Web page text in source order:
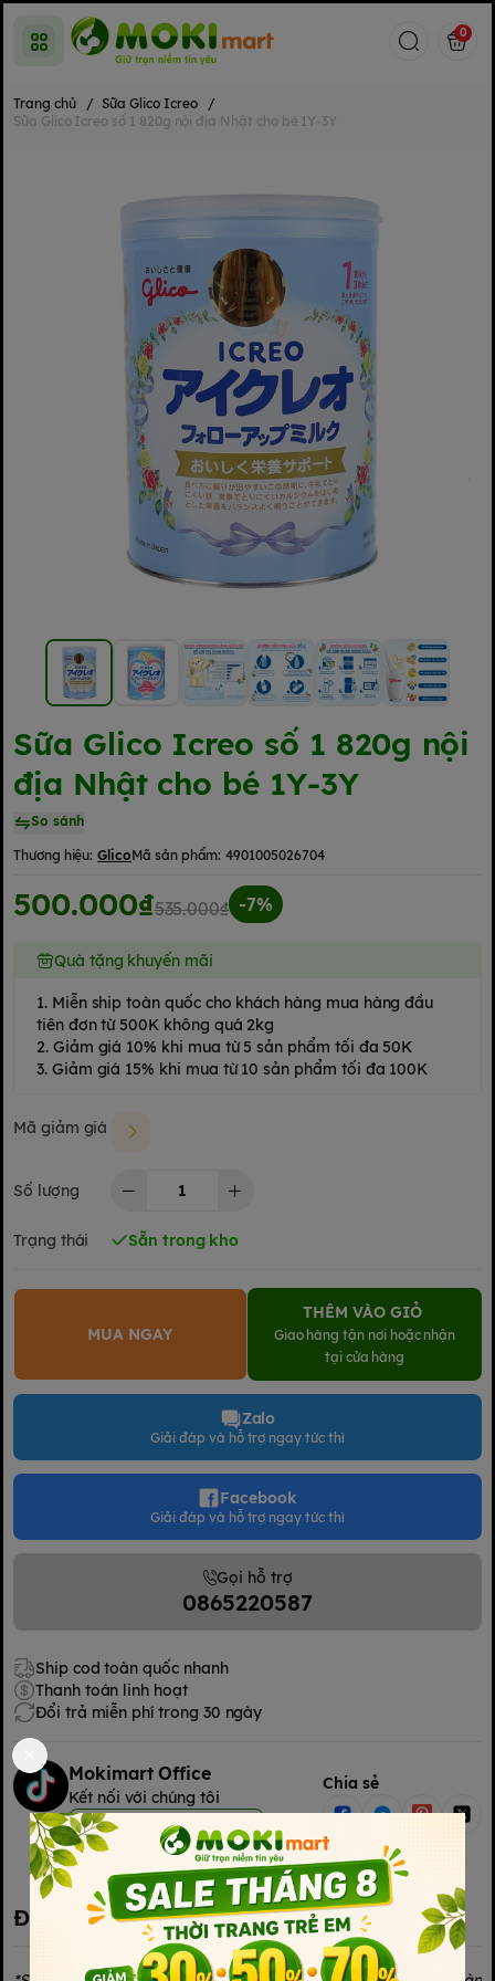
0
Trang chủ / Sữa Glico Icreo
/
Sữa Glico Icreo số 1 820g nội địa Nhật cho bé 1Y-3Y
Sữa Glico Icreo số 1 820g nội
địa Nhật cho bé 1Y-3Y
So sánh
Thương hiệu: GlicoMã sản phẩm: 4901005026704
500.000₫535.000₫ -7%
Quà tặng khuyến mãi
1. Miễn ship toàn quốc cho khách hàng mua hàng đầu
tiên đơn từ 500K không quá 2kg
2. Giảm giá 10% khi mua từ 5 sản phẩm tối đa 50K
3. Giảm giá 15% khi mua từ 10 sản phẩm tối đa 100K
Mã giảm giá
Số lượng
Trạng thái Sẵn trong kho
MUA NGAY
THÊM VÀO GIỎ
Giao hàng tận nơi hoặc nhận
tại cửa hàng
Zalo
Giải đáp và hỗ trợ ngay tức thì
Facebook
Giải đáp và hỗ trợ ngay tức thì
Gọi hỗ trợ
0865220587
Ship cod toàn quốc nhanh
Thanh toán linh hoạt
Đổi trả miễn phí trong 30 ngày
Mokimart Office
Kết nối với chúng tôi
Kết nối với chúng tôi
Chia sẻ
Đặc điểm nổi bật